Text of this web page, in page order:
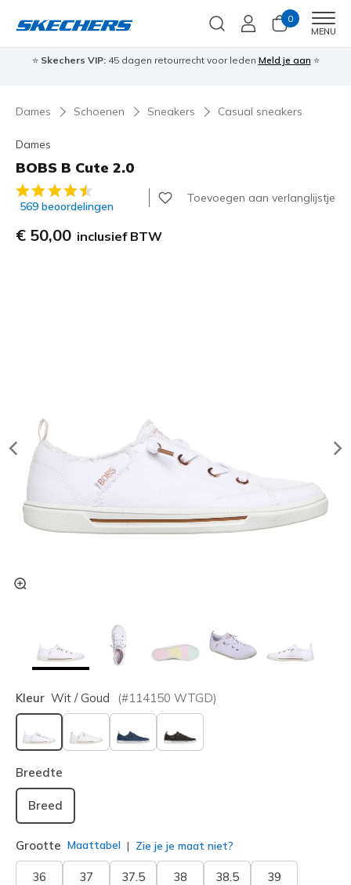
0
MENU
🎁 Meld je aan en ontvang gratis verzending bij bestellingen boven
Dames Schoenen Sneakers Casual sneakers
Dames
BOBS B Cute 2.0
3,1 van de 5 klantbeoordelingen
569 beoordelingen
Toevoegen aan verlanglijstje
€ 50,00 inclusief BTW
Kleur Wit / Goud (#114150 WTGD)
geselecteerd
Breedte
Breed
Grootte Maattabel Zie je je maat niet?
36 37 37.5 38 38.5 39